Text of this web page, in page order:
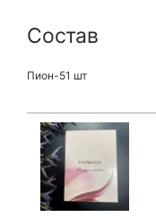
Состав
Пион-51 шт